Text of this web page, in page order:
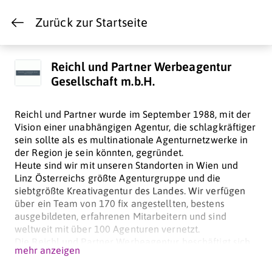
Zurück zur Startseite
Reichl und Partner Werbeagentur
Gesellschaft m.b.H.
Reichl und Partner wurde im September 1988, mit der
Vision einer unabhängigen Agentur, die schlagkräftiger
sein sollte als es multinationale Agenturnetzwerke in
der Region je sein könnten, gegründet.
Heute sind wir mit unseren Standorten in Wien und
Linz Österreichs größte Agenturgruppe und die
siebtgrößte Kreativagentur des Landes. Wir verfügen
über ein Team von 170 fix angestellten, bestens
ausgebildeten, erfahrenen Mitarbeitern und sind
weltweit mit über 100 Agenturen vernetzt.
insbesondere mit der Positionierung von Marken,
mehr anzeigen